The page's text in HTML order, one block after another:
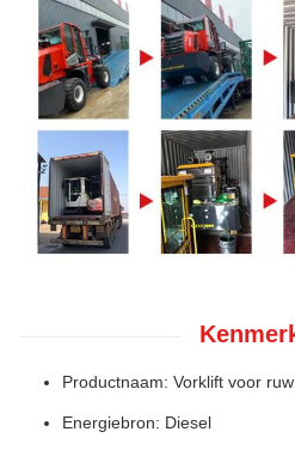
Productnaam: Vorklift voor
Energiebron: Diesel